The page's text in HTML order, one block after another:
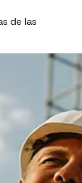
de las